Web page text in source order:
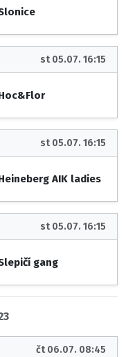
st 05.07. 16:15
st 05.07. 16:15
AIK ladies
st 05.07. 16:15
gang
čt 06.07. 08:45